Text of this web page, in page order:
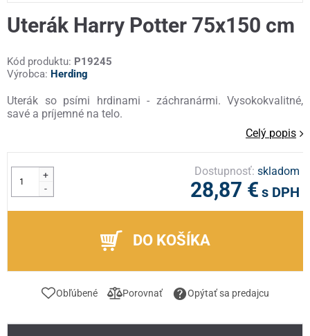
Uterák Harry Potter 75x150 cm
Kód produktu: P19245
Výrobca: Herding
Uterák so psími hrdinami - záchranármi. Vysokokvalitné,
savé a príjemné na telo.
Celý popis
+
-
Dostupnosť:skladom
28,87 € s DPH
DO KOŠÍKA
Obľúbené Porovnať Opýtať sa predajcu